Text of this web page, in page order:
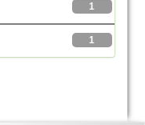
1
1